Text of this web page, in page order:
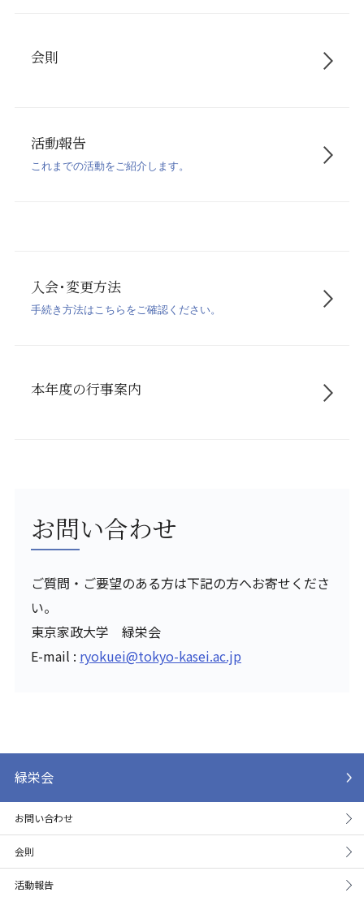
会則
活動報告
これまでの活動をご紹介します。
入会･変更方法
手続き方法はこちらをご確認ください。
本年度の行事案内
お問い合わせ
ご質問・ご要望のある方は下記の方へお寄せくださ
い。
東京家政大学 緑栄会
E-mail : ryokuei@tokyo-kasei.ac.jp
緑栄会
お問い合わせ
会則
活動報告